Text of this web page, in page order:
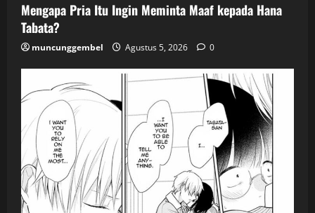
Mengapa Pria Itu Ingin Meminta Maaf kepada Hana
Tabata?
muncunggembel Agustus 5, 2026 0